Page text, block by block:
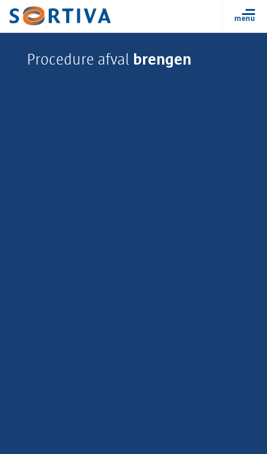
Procedure afval brengen